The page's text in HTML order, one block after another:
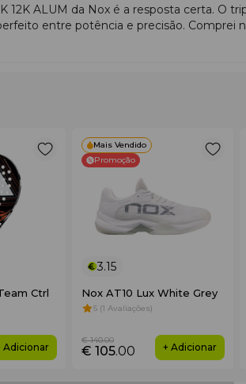
12K ALUM da Nox é a resposta certa. O
entre potência e precisão. Comprei
Ctrl
Adicionar
Mais Vendido
Promoção
3.15
Nox AT10 Lux White Grey
5 (1 Avaliações)
€ 105.00
€ 140.00
+ Adicionar